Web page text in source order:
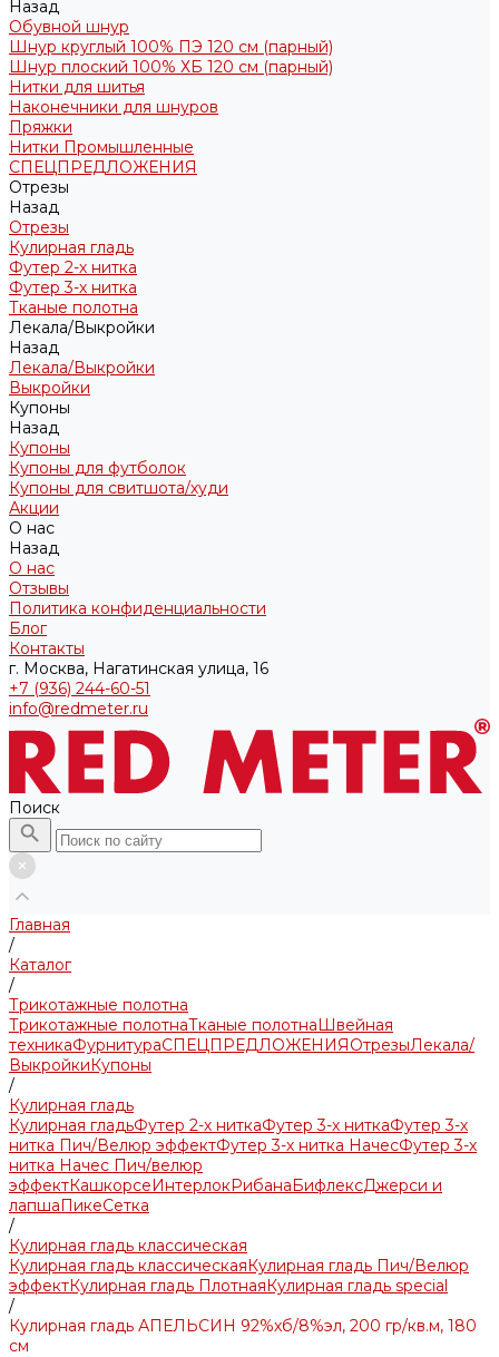
Назад
Обувной шнур
Шнур круглый 100% ПЭ 120 см (парный)
Шнур плоский 100% ХБ 120 см (парный)
Нитки для шитья
Наконечники для шнуров
Пряжки
Нитки Промышленные
СПЕЦПРЕДЛОЖЕНИЯ
Отрезы
Назад
Отрезы
Кулирная гладь
Футер 2-х нитка
Футер 3-х нитка
Тканые полотна
Лекала/Выкройки
Назад
Лекала/Выкройки
Выкройки
Купоны
Назад
Купоны
Купоны для футболок
Купоны для свитшота/худи
Акции
О нас
Назад
О нас
Отзывы
Политика конфиденциальности
Блог
Контакты
г. Москва, Нагатинская улица, 16
+7 (936) 244-60-51
info@redmeter.ru
Поиск
Главная
/
Каталог
/
Трикотажные полотна
Трикотажные полотнаТканые полотнаШвейная
техникаФурнитураСПЕЦПРЕДЛОЖЕНИЯОтрезыЛекала/
ВыкройкиКупоны
/
Кулирная гладь
Кулирная гладьФутер 2-х ниткаФутер 3-х ниткаФутер 3-х
нитка Пич/Велюр эффектФутер 3-х нитка НачесФутер 3-х
нитка Начес Пич/велюр
эффектКашкорсеИнтерлокРибанаБифлексДжерси и
лапшаПикеСетка
/
Кулирная гладь классическая
Кулирная гладь классическаяКулирная гладь Пич/Велюр
эффектКулирная гладь ПлотнаяКулирная гладь special
/
Кулирная гладь АПЕЛЬСИН 92%хб/8%эл, 200 гр/кв.м, 180
см